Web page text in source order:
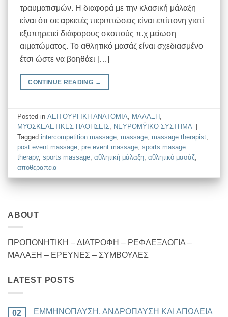
τραυματισμών. Η διαφορά με την κλασική μάλαξη
είναι ότι σε αρκετές περιπτώσεις είναι επίπονη γιατί
εξυπηρετεί διάφορους σκοπούς π.χ μείωση
αιματώματος. Το αθλητικό μασάζ είναι σχεδιασμένο
έτσι ώστε να βοηθάει […]
CONTINUE READING →
Posted inΛΕΙΤΟΥΡΓΙΚΗ ΑΝΑΤΟΜΙΑ, ΜΑΛΑΞΗ ,
ΜΥΟΣΚΕΛΕΤΙΚΕΣ ΠΑΘΗΣΕΙΣ, ΝΕΥΡΟΜΫΙΚΟ ΣΥΣΤΗΜΑ
Tagged intercompetition massage, massage, massage therapist,
post event massage,pre event massage,sports masage
therapy,sports massage,αθλητική μάλαξη,αθλητικό μασάζ,
αποθεραπεία
ABOUT
ΠΡΟΠΟΝΗΤΙΚΗ – ΔΙΑΤΡΟΦΗ – ΡΕΦΛΕΞΛΟΓΙΑ –
ΜΑΛΑΞΗ – ΕΡΕΥΝΕΣ – ΣΥΜΒΟΥΛΕΣ
LATEST POSTS
02
ΕΜΜΗΝΟΠΑΥΣΗ, ΑΝΔΡΟΠΑΥΣΗ ΚΑΙ ΑΠΩΛΕΙΑ